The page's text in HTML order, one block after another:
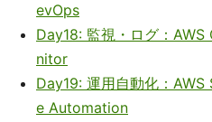
evOps
Day18: 監視・ログ：
nitor
Day19: 運用自動化：
e Automation